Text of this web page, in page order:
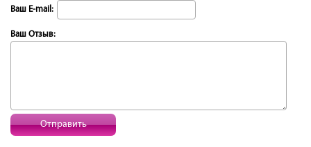
Ваш E-mail:
Ваш Отзыв:
Отправить